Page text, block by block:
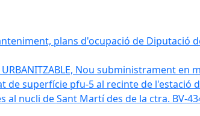
plans d'ocupació de Diputació
URBANITZABLE, Nou subministrament
superfície pfu-5 al recinte de l'estació
nucli de Sant Martí des de la ctra. BV-